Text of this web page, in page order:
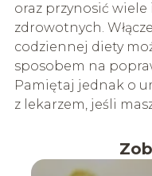
oraz przynosić wiele
zdrowotnych.
codziennej diety
sposobem na
Pamiętaj jednak o
z lekarzem, jeśli